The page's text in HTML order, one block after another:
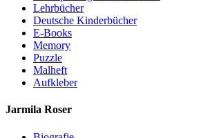
Lehrbücher
Deutsche Kinderbücher
E-Books
Memory
Puzzle
Malheft
Aufkleber
Jarmila Roser